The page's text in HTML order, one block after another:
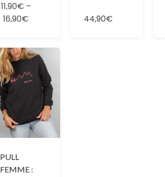
11,90€ –
16,90€
44,90€
PULL
FEMME :